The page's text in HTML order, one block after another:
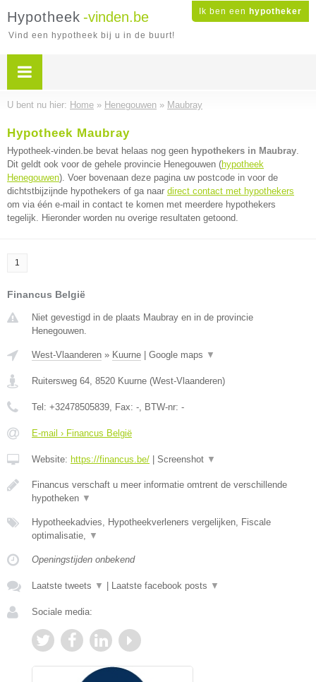
Ik ben een hypotheker
Hypotheek -vinden.be
Vind een hypotheek bij u in de buurt!
U bent nu hier: Home » Henegouwen » Maubray
Hypotheek Maubray
Hypotheek-vinden.be bevat helaas nog geen hypothekers in Maubray.
Dit geldt ook voor de gehele provincie Henegouwen (hypotheek
Henegouwen). Voer bovenaan deze pagina uw postcode in voor de
dichtstbijzijnde hypothekers of ga naar direct contact met hypothekers
om via één e-mail in contact te komen met meerdere hypothekers
tegelijk. Hieronder worden nu overige resultaten getoond.
1
Financus België
Niet gevestigd in de plaats Maubray en in de provincie
Henegouwen.
West-Vlaanderen » Kuurne Google maps ▼
Ruitersweg 64, 8520 Kuurne (West-Vlaanderen)
Tel: +32478505839, Fax: -, BTW-nr: -
E-mail › Financus België
Website: https://financus.be/ Screenshot ▼
Financus verschaft u meer informatie omtrent de verschillende
hypotheken ▼
Hypotheekadvies, Hypotheekverleners vergelijken, Fiscale
optimalisatie, ▼
Openingstijden onbekend
Laatste tweets ▼ Laatste facebook posts ▼
Sociale media: